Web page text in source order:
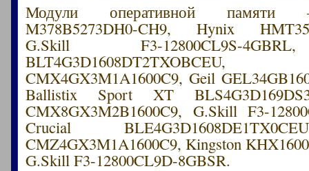
Модули оперативной памяти
M378B5273DH0-CH9, Hynix
G.Skill F3-12800CL9S-
CMX4GX3M1A1600C9, Geil
Ballistix Sport XT
CMX8GX3M2B1600C9, G.Skill F3-
Crucial
CMZ4GX3M1A1600C9, Kingston
G.Skill F3-12800CL9D-8GBSR.